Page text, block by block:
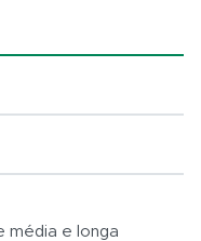
média e longa